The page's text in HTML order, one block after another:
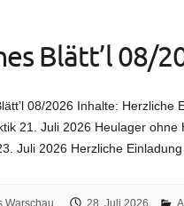
Blätt’l 08/
08/2026 Inhalte:
21. Juli 2026 Heulager
Juli 2026 Herzliche
Warschau 28. Juli 2026